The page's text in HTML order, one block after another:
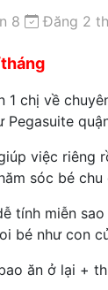
8 Đăng 2
1 chị về
Pegasuite
việc riêng
sóc bé chu
tính miễn
bé như con
ăn ở lại +